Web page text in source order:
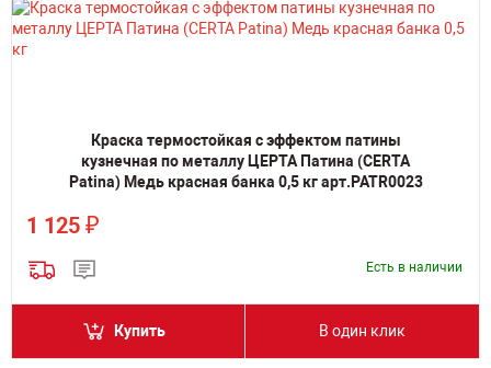
Краска термостойкая с эффектом патины
кузнечная по металлу ЦЕРТА Патина (CERTA
Patina) Медь красная банка 0,5 кг арт.PATR0023
1 125 ₽
Есть в наличии
Купить В один клик